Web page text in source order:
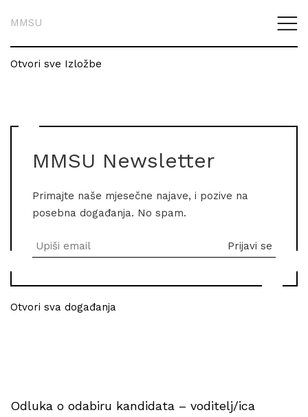
MMSU
Otvori sve Izložbe
MMSU Newsletter
Primajte naše mjesečne najave, i pozive na
posebna događanja. No spam.
Otvori sva događanja
Odluka o odabiru kandidata – voditelj/ica